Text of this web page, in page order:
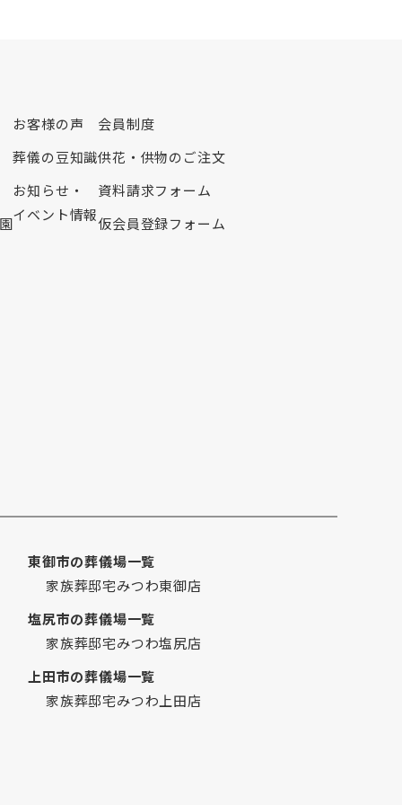
2022年10月
2022年9月
2022年7月
2022年6月
2021年6月
2021年4月
2021年3月
2021年2月
2021年1月
2020年12月
2020年11月
お客様の声
葬儀の豆知識
お知らせ・
イベント情報
会員制度
供花・供物のご注文
資料請求フォーム
仮会員登録フォーム
東御市の葬儀場一覧
家族葬邸宅みつわ東御店
塩尻市の葬儀場一覧
家族葬邸宅みつわ塩尻店
上田市の葬儀場一覧
家族葬邸宅みつわ上田店